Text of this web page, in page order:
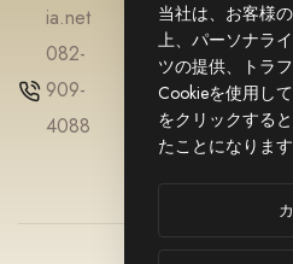
ia.net
082-
909-
4088
Diamond
Gold
jewellery
当社は、お客様
上、パーソナラ
ツの提供、トラ
Cookieを使用し
をクリックする
たことになります